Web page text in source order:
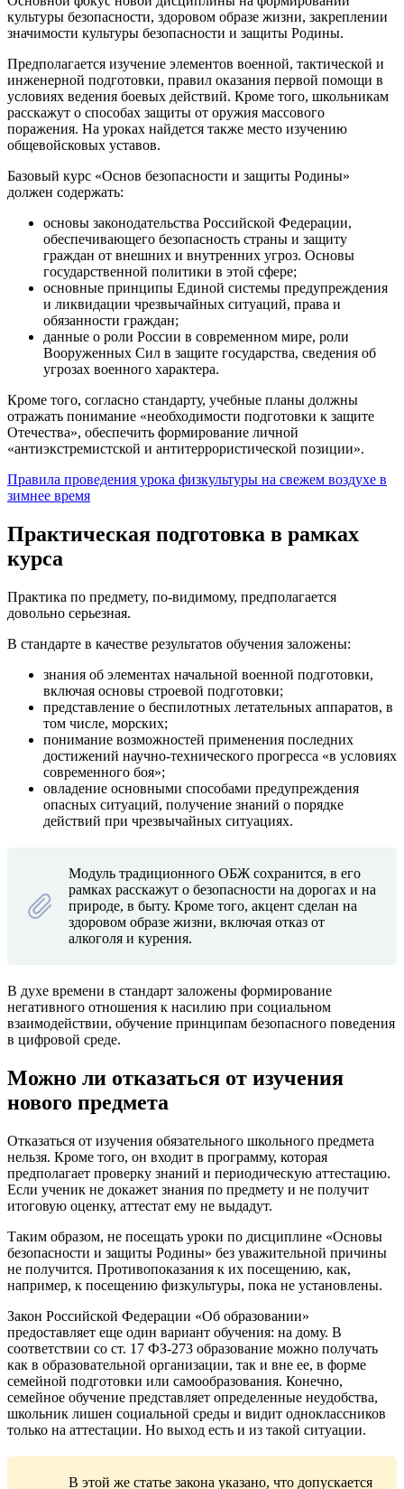
культуры безопасности, здоровом образе жизни, закреплении
значимости культуры безопасности и защиты Родины.
Предполагается изучение элементов военной, тактической и
инженерной подготовки, правил оказания первой помощи в
условиях ведения боевых действий. Кроме того, школьникам
расскажут о способах защиты от оружия массового
поражения. На уроках найдется также место изучению
общевойсковых уставов.
Базовый курс «Основ безопасности и защиты Родины»
должен содержать:
основы законодательства Российской Федерации,
обеспечивающего безопасность страны и защиту
граждан от внешних и внутренних угроз. Основы
государственной политики в этой сфере;
основные принципы Единой системы предупреждения
и ликвидации чрезвычайных ситуаций, права и
обязанности граждан;
данные о роли России в современном мире, роли
Вооруженных Сил в защите государства, сведения об
угрозах военного характера.
Кроме того, согласно стандарту, учебные планы должны
отражать понимание «необходимости подготовки к защите
Отечества», обеспечить формирование личной
«антиэкстремистской и антитеррористической позиции».
Правила проведения урока физкультуры на свежем воздухе в
зимнее время
Практическая подготовка в рамках
курса
Практика по предмету, по-видимому, предполагается
довольно серьезная.
В стандарте в качестве результатов обучения заложены:
знания об элементах начальной военной подготовки,
включая основы строевой подготовки;
представление о беспилотных летательных аппаратов, в
том числе, морских;
понимание возможностей применения последних
достижений научно-технического прогресса «в условиях
современного боя»;
овладение основными способами предупреждения
опасных ситуаций, получение знаний о порядке
действий при чрезвычайных ситуациях.
Модуль традиционного ОБЖ сохранится, в его
рамках расскажут о безопасности на дорогах и на
природе, в быту. Кроме того, акцент сделан на
здоровом образе жизни, включая отказ от
алкоголя и курения.
В духе времени в стандарт заложены формирование
негативного отношения к насилию при социальном
взаимодействии, обучение принципам безопасного поведения
в цифровой среде.
Можно ли отказаться от изучения
нового предмета
Отказаться от изучения обязательного школьного предмета
нельзя. Кроме того, он входит в программу, которая
предполагает проверку знаний и периодическую аттестацию.
Если ученик не докажет знания по предмету и не получит
итоговую оценку, аттестат ему не выдадут.
Таким образом, не посещать уроки по дисциплине «Основы
безопасности и защиты Родины» без уважительной причины
не получится. Противопоказания к их посещению, как,
например, к посещению физкультуры, пока не установлены.
Закон Российской Федерации «Об образовании»
предоставляет еще один вариант обучения: на дому. В
соответствии со ст. 17 ФЗ-273 образование можно получать
как в образовательной организации, так и вне ее, в форме
семейной подготовки или самообразования. Конечно,
семейное обучение представляет определенные неудобства,
школьник лишен социальной среды и видит одноклассников
только на аттестации. Но выход есть и из такой ситуации.
В этой же статье закона указано, что допускается